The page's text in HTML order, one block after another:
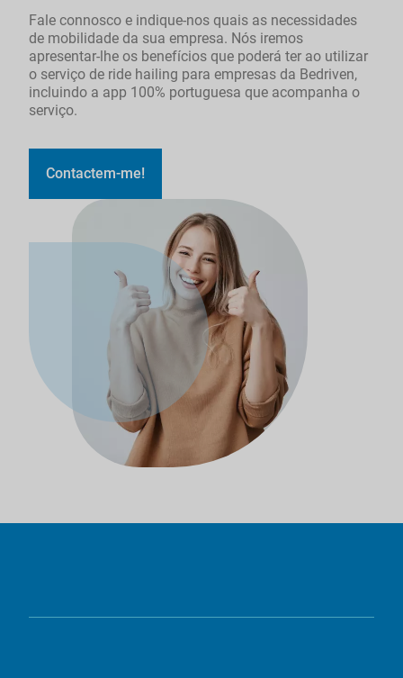
Fale connosco e indique-nos quais as necessidades
de mobilidade da sua empresa. Nós iremos
apresentar-lhe os benefícios que poderá ter ao utilizar
o serviço de ride hailing para empresas da Bedriven,
incluindo a app 100% portuguesa que acompanha o
serviço.
Contactem-me!